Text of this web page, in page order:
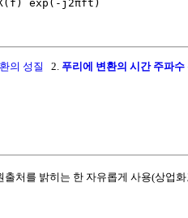
의 성질 2. 푸리에 변환의 시간 주파수
처를 밝히는 한 자유롭게 사용(상업